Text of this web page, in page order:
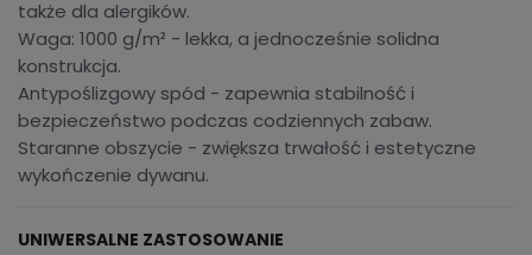
także dla alergików.
Waga: 1000 g/m² - lekka, a jednocześnie solidna
konstrukcja.
Antypoślizgowy spód - zapewnia stabilność i
bezpieczeństwo podczas codziennych zabaw.
Staranne obszycie - zwiększa trwałość i estetyczne
wykończenie dywanu.
UNIWERSALNE ZASTOSOWANIE